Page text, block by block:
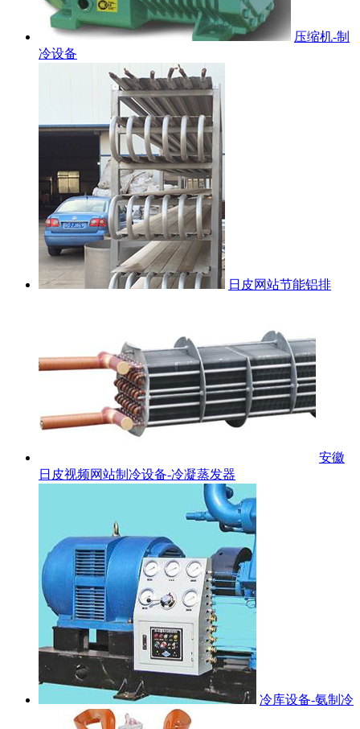
压缩机-制
冷设备
日皮网站节能铝排
安徽
日皮视频网站制冷设备-冷凝蒸发器
冷库设备-氨制冷